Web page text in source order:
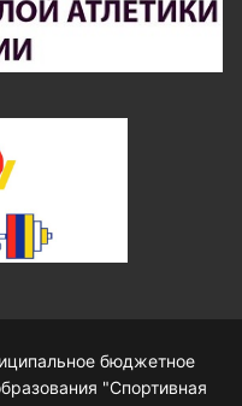
бюджетное
"Спортивная